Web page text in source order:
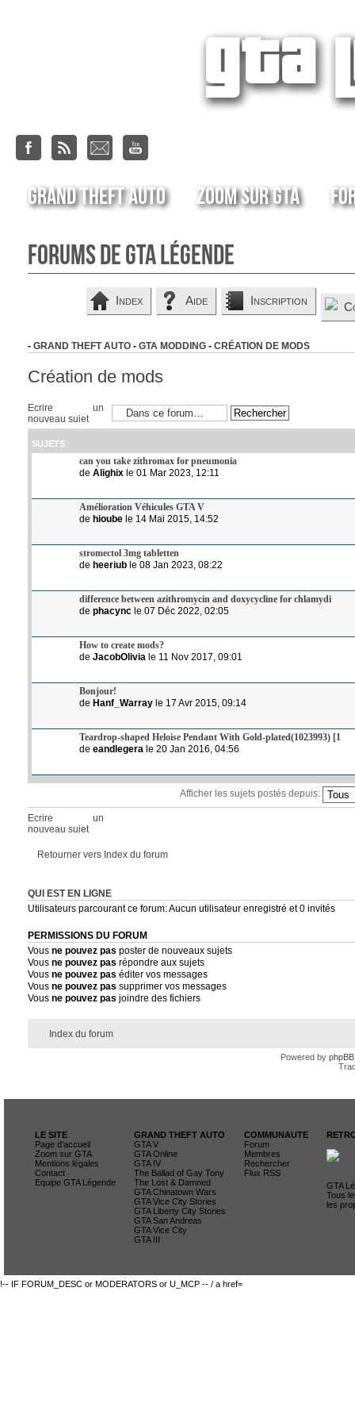
Grand Theft Auto Zoom sur GTA
Forums de GTA Légende
Index Aide Inscription
- GRAND THEFT AUTO - GTA MODDING - CRÉATION DE MODS
Création de mods
Ecrire un
nouveau sujet
SUJETS
can you take zithromax for pneumonia
de Alighixle 01 Mar 2023, 12:11
Amélioration Véhicules GTA V
de hioubele 14 Mai 2015, 14:52
stromectol 3mg tabletten
de heeriuble 08 Jan 2023, 08:22
difference between azithromycin and doxycycline for chlamydi
de phacyncle 07 Déc 2022, 02:05
How to create mods?
de JacobOlivia le 11 Nov 2017, 09:01
Bonjour!
de Hanf_Warrayle 17 Avr 2015, 09:14
Teardrop-shaped Heloise Pendant With Gold-plated(1023993) [1
de eandlegera le 20 Jan 2016, 04:56
Afficher les sujets postés depuis:
Ecrire un
nouveau sujet
Retourner vers Index du forum
QUI EST EN LIGNE
Utilisateurs parcourant ce forum: Aucun utilisateur enregistré et 0 invités
PERMISSIONS DU FORUM
Vous ne pouvez pas poster de nouveaux sujets
Vous ne pouvez pas répondre aux sujets
Vous ne pouvez pas éditer vos messages
Vous ne pouvez pas supprimer vos messages
Vous ne pouvez pas joindre des fichiers
Index du forum
Powered by phpBB
LE SITE
Page d'accueil
Zoom sur GTA
Mentions légales
Contact
Equipe GTA Légende
GRAND THEFT AUTO
GTA V
GTA Online
GTA IV
The Ballad of Gay Tony
The Lost & Damned
GTA Chinatown Wars
GTA Vice City Stories
GTA Liberty City Stories
GTA San Andreas
GTA Vice City
GTA III
COMMUNAUTE
Forum
Membres
Rechercher
Flux RSS
GTA
Tous
les
!-- IF FORUM_DESC or MODERATORS or U_MCP -- / a href=